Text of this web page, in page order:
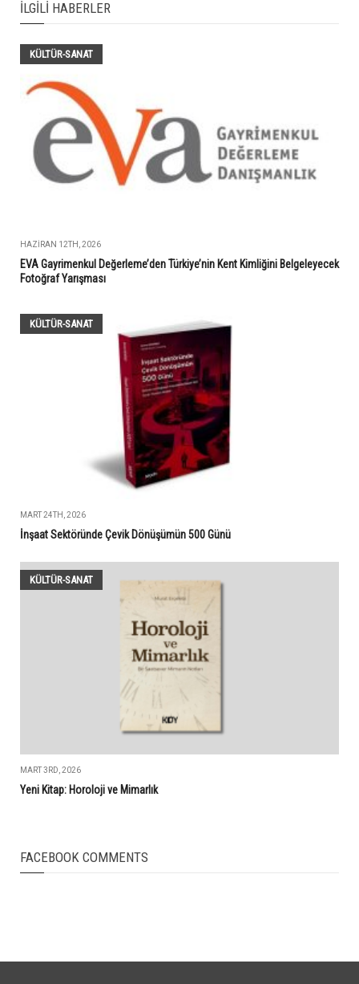
İLGILI HABERLER
KÜLTÜR-SANAT
HAZIRAN 12TH, 2026
EVA Gayrimenkul Değerleme’den Türkiye’nin Kent Kimliğini Belgeleyecek
Fotoğraf Yarışması
KÜLTÜR-SANAT
MART 24TH, 2026
İnşaat Sektöründe Çevik Dönüşümün 500 Günü
KÜLTÜR-SANAT
MART 3RD, 2026
Yeni Kitap: Horoloji ve Mimarlık
FACEBOOK COMMENTS